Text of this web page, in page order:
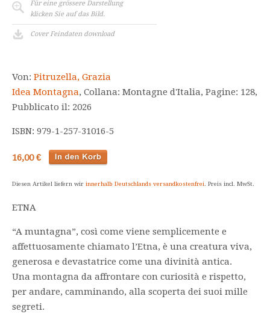
Für eine grössere Darstellung
klicken Sie auf das Bild.
Cover Feindaten download
Von: Pitruzella, Grazia
Idea Montagna, Collana: Montagne d'Italia, Pagine: 128,
Pubblicato il: 2026
ISBN: 979-1-257-31016-5
16,00 €
Diesen Artikel liefern wir innerhalb Deutschlands versandkostenfrei. Preis incl. MwSt.
ETNA
“A muntagna”, così come viene semplicemente e
affettuosamente chiamato l’Etna, è una creatura viva,
generosa e devastatrice come una divinità antica.
Una montagna da affrontare con curiosità e rispetto,
per andare, camminando, alla scoperta dei suoi mille
segreti.